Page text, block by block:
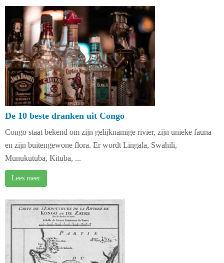
De 10 beste dranken uit Congo
Congo staat bekend om zijn gelijknamige rivier, zijn unieke fauna
en zijn buitengewone flora. Er wordt Lingala, Swahili,
Munukutuba, Kituba, ...
Lees meer